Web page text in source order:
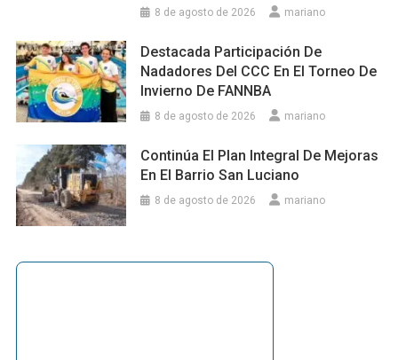
8 de agosto de 2026 mariano
Destacada Participación De
Nadadores Del CCC En El Torneo De
Invierno De FANNBA
8 de agosto de 2026 mariano
Continúa El Plan Integral De Mejoras
En El Barrio San Luciano
8 de agosto de 2026 mariano